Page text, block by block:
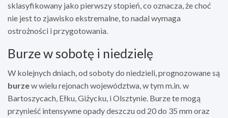
sklasyfikowany jako pierwszy stopień, co oznacza, że choć
nie jest to zjawisko ekstremalne, to nadal wymaga
ostrożności i przygotowania.
Burze w sobotę i niedzielę
W kolejnych dniach, od soboty do niedzieli, prognozowane są
burzew wielu rejonach województwa, w tym m.in. w
Bartoszycach, Ełku, Giżycku, i Olsztynie. Burze te mogą
przynieść intensywne opady deszczu od 20 do 35 mm oraz